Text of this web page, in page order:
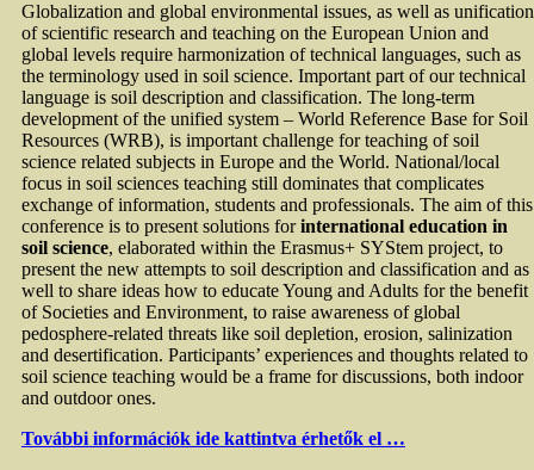
Globalization and global environmental issues, as well as unification
of scientific research and teaching on the European Union and
global levels require harmonization of technical languages, such as
the terminology used in soil science. Important part of our technical
language is soil description and classification. The long-term
development of the unified system – World Reference Base for Soil
Resources (WRB), is important challenge for teaching of soil
science related subjects in Europe and the World. National/local
focus in soil sciences teaching still dominates that complicates
exchange of information, students and professionals. The aim of this
conference is to present solutions forinternational education in
soil science, elaborated within the Erasmus+ SYStem project, to
present the new attempts to soil description and classification and as
well to share ideas how to educate Young and Adults for the benefit
of Societies and Environment, to raise awareness of global
pedosphere-related threats like soil depletion, erosion, salinization
and desertification. Participants’ experiences and thoughts related to
soil science teaching would be a frame for discussions, both indoor
and outdoor ones.
További információk ide kattintva érhetők el …